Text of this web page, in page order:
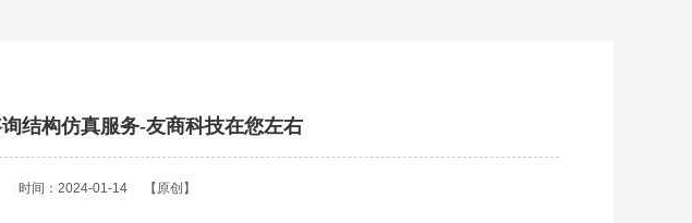
结构仿真服务-友商科技在您左右
时间：2024-01-14 【原创】